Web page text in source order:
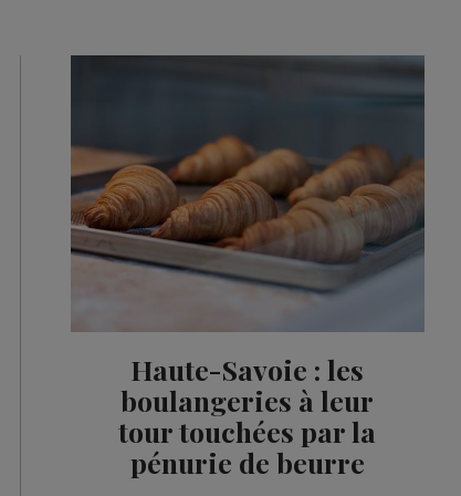
08h05
07h33
07h05
12h03
09h34
09h03
08h32
Haute-Savoie : les
boulangeries à leur
tour touchées par la
pénurie de beurre